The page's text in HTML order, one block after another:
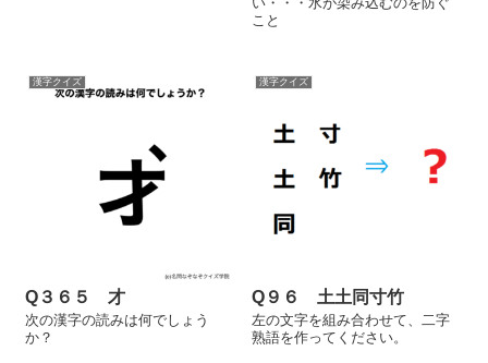
こと
漢字クイズ
Q３６５ 才
次の漢字の読みは何でしょう
か？
漢字クイズ
Q９６ 土土同寸竹
左の文字を組み合わせて、二字
熟語を作ってください。